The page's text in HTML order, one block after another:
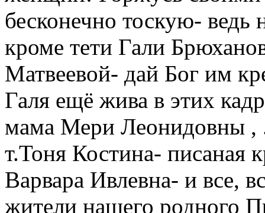
бесконечно тоскую-
кроме тети Гали
Матвеевой- дай Бог им
Галя ещё жива в этих
мама Мери Леонидовны ,
т.Тоня Костина- писаная
Варвара Ивлевна- и все,
жители нашего родного